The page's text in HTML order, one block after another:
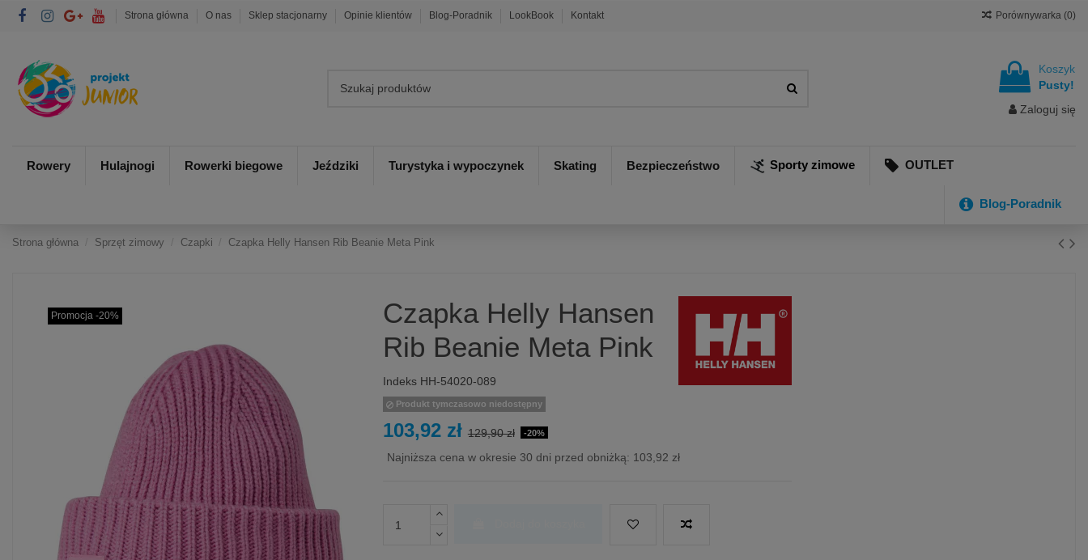
Strona główna O nas Sklep stacjonarny Opinie klientów Blog-Poradnik LookBook Kontakt Porównywarka (0)
Koszyk
Pusty!
Zaloguj się
Rowery Hulajnogi Rowerki biegowe Jeździki Turystyka i wypoczynek Skating Bezpieczeństwo Sporty zimowe OUTLET
Blog-Poradnik
Strona główna Sprzęt zimowy Czapki Czapka Helly Hansen Rib Beanie Meta Pink
Promocja -20%
Czapka Helly Hansen
Rib Beanie Meta Pink
Indeks HH-54020-089
Produkt tymczasowo niedostępny
103,92 zł 129,90 zł -20%
Najniższa cena w okresie 30 dni przed obniżką: 103,92 zł